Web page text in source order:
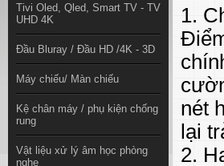
Tivi Oled, Qled, Smart TV - TV
UHD 4K
Đầu Bluray / Đầu HD /4K - 3D
Máy chiếu/ Màn chiếu
Kệ chân máy / phụ kiện chống
rung
Vật liệu xử lý âm học phòng
nghe
1.
nét
lại
2.